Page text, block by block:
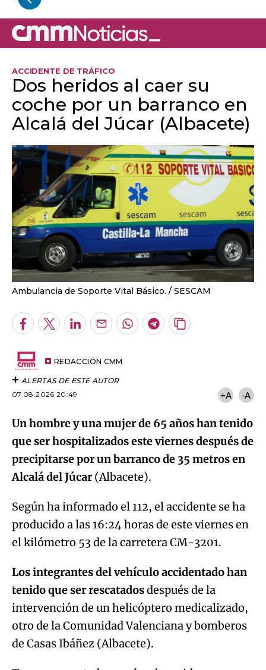
ACCIDENTE DE TRÁFICO
Dos heridos al caer su
coche por un barranco en
Alcalá del Júcar (Albacete)
Ambulancia de Soporte Vital Básico. SESCAM
Facebook
TwitterLinkedInEnviarWhatsapp
Telegram
Copiar
REDACCIÓN CMM
ALERTAS DE ESTE AUTOR
07.08.2026 20:49
+A -A
Un hombre y una mujer de 65 años han tenido
que ser hospitalizados este viernes después de
precipitarse por un barranco de 35 metros en
Alcalá del Júcar(Albacete).
Según ha informado el 112, el accidente se ha
producido a las 16:24 horas de este viernes en
el kilómetro 53 de la carretera CM-3201.
Los integrantes del vehículo accidentado han
tenido que ser rescatadosdespués de la
intervención de un helicóptero medicalizado,
otro de la Comunidad Valenciana y bomberos
de Casas Ibáñez (Albacete).